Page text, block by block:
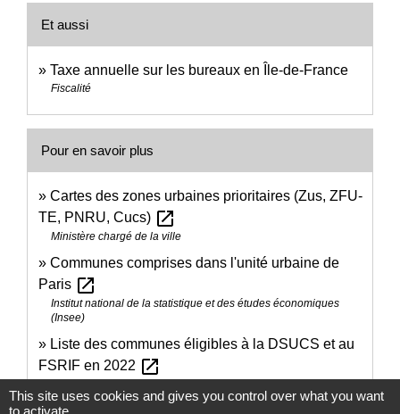
Et aussi
Taxe annuelle sur les bureaux en Île-de-France
Fiscalité
Pour en savoir plus
Cartes des zones urbaines prioritaires (Zus, ZFU-
TE, PNRU, Cucs) open_in_new
Ministère chargé de la ville
Communes comprises dans l'unité urbaine de
Paris open_in_new
Institut national de la statistique et des études économiques
(Insee)
Liste des communes éligibles à la DSUCS et au
FSRIF en 2022 open_in_new
This site uses cookies and gives you control over what you want
to activate